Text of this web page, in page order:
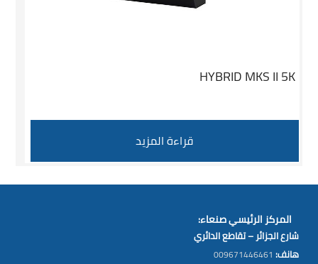
HYBRID MKS II 5K
قراءة المزيد
المركز الرئيسي صنعاء:
شارع الجزائر – تقاطع الدائري
هانف: 009671446461